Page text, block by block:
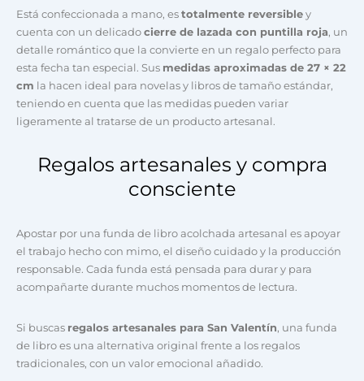
Está confeccionada a mano, estotalmente reversibley
cuenta con un delicadocierre de lazada con puntilla roja, un
detalle romántico que la convierte en un regalo perfecto para
esta fecha tan especial. Sus medidas aproximadas de 27 × 22
cm la hacen ideal para novelas y libros de tamaño estándar,
teniendo en cuenta que las medidas pueden variar
ligeramente al tratarse de un producto artesanal.
Regalos artesanales y compra
consciente
Apostar por una funda de libro acolchada artesanal es apoyar
el trabajo hecho con mimo, el diseño cuidado y la producción
responsable. Cada funda está pensada para durar y para
acompañarte durante muchos momentos de lectura.
Si buscas regalos artesanales para San Valentín, una funda
de libro es una alternativa original frente a los regalos
tradicionales, con un valor emocional añadido.